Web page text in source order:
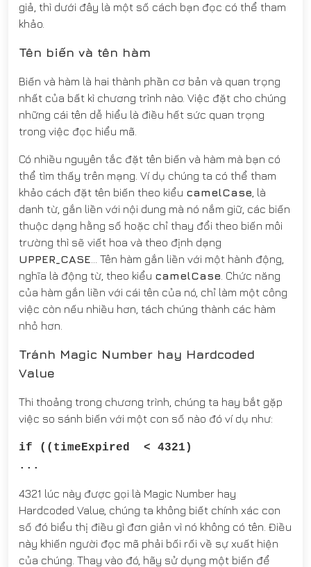
giả, thì dưới đây là một số cách bạn đọc có thể tham
khảo.
Tên biến và tên hàm
Biến và hàm là hai thành phần cơ bản và quan trọng
nhất của bất kì chương trình nào. Việc đặt cho chúng
những cái tên dễ hiểu là điều hết sức quan trọng
trong việc đọc hiểu mã.
Có nhiều nguyên tắc đặt tên biến và hàm mà bạn có
thể tìm thấy trên mạng. Ví dụ chúng ta có thể tham
khảo cách đặt tên biến theo kiểu camelCase , là
danh từ, gắn liền với nội dung mà nó nắm giữ, các biến
thuộc dạng hằng số hoặc chỉ thay đổi theo biến môi
trường thì sẽ viết hoa và theo định dạng
UPPER_CASE … Tên hàm gắn liền với một hành động,
nghĩa là động từ, theo kiểu camelCase . Chức năng
của hàm gắn liền với cái tên của nó, chỉ làm một công
việc còn nếu nhiều hơn, tách chúng thành các hàm
nhỏ hơn.
Tránh Magic Number hay Hardcoded
Value
Thi thoảng trong chương trình, chúng ta hay bắt gặp
việc so sánh biến với một con số nào đó ví dụ như:
if ((timeExpired < 4321)
...
4321 lúc này được gọi là Magic Number hay
Hardcoded Value, chúng ta không biết chính xác con
số đó biểu thị điều gì đơn giản vì nó không có tên. Điều
này khiến người đọc mã phải bối rối về sự xuất hiện
của chúng. Thay vào đó, hãy sử dụng một biến để